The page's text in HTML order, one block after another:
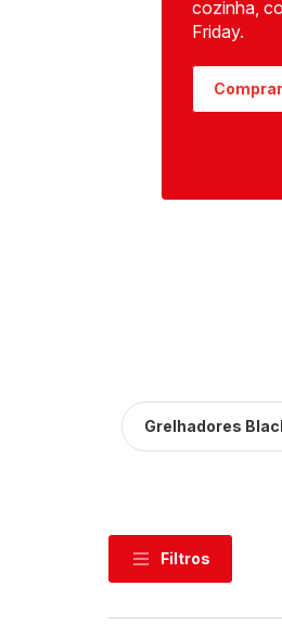
cozinha,
Friday.
Comprar
Grelhadores
Filtros